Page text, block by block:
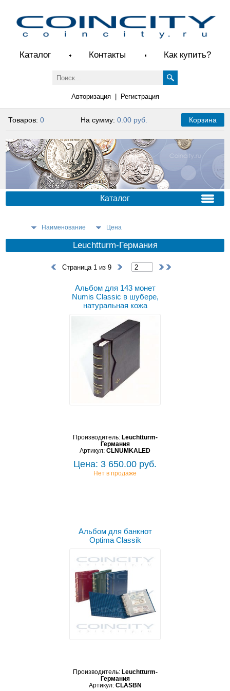
Каталог Контакты Как купить?
Авторизация| Регистрация
Товаров:0 На сумму: 0.00 руб. Корзина
Каталог
Наименование Цена
Leuchtturm-Германия
Страница 1 из 9
Альбом для 143 монет
Numis Classic в шубере,
натуральная кожа
Производитель: Leuchtturm-
Германия
Артикул: CLNUMKALED
Цена: 3 650.00 руб.
Нет в продаже
Альбом для банкнот
Optima Classik
Производитель: Leuchtturm-
Германия
Артикул: CLASBN